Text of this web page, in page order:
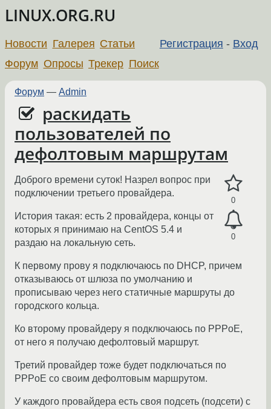
LINUX.ORG.RU
Регистрация - Вход
Новости Галерея Статьи
Форум Опросы Трекер Поиск
Форум — Admin
раскидать
пользователей по
дефолтовым маршрутам
0
0
Доброго времени суток! Назрел вопрос при
подключении третьего провайдера.
История такая: есть 2 провайдера, концы от
которых я принимаю на CentOS 5.4 и
раздаю на локальную сеть.
К первому прову я подключаюсь по DHCP, причем
отказываюсь от шлюза по умолчанию и
прописываю через него статичные маршруты до
городского кольца.
Ко второму провайдеру я подключаюсь по PPPoE,
от него я получаю дефолтовый маршрут.
Третий провайдер тоже будет подключаться по
PPPoE со своим дефолтовым маршрутом.
У каждого провайдера есть своя подсеть (подсети) с